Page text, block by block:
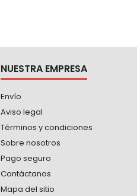
NUESTRA EMPRESA
Envío
Aviso legal
Términos y condiciones
Sobre nosotros
Pago seguro
Contáctanos
Mapa del sitio